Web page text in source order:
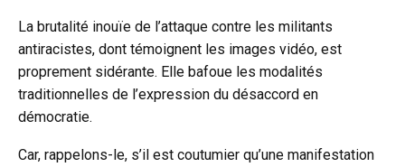
La brutalité inouïe de l’attaque contre les militants
antiracistes, dont témoignent les images vidéo, est
proprement sidérante. Elle bafoue les modalités
traditionnelles de l’expression du désaccord en
démocratie.
Car, rappelons-le, s’il est coutumier qu’une manifestation